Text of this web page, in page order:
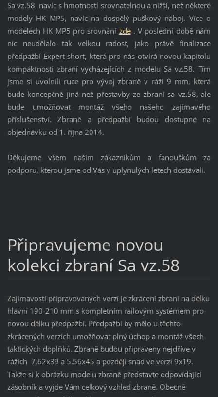
Sa vz.58, navíc s hmotností srovnatelnou a nižší, než některé
modely HK MP5, navíc na dospělý puškový náboj. Více o
modelech HK MP5 pro srovnání zde. V poslední době nám
nic neudělalo tak velkou radost, jako právě finalizace
předpažbí Expert short, která pro nás otvírá novou kapitolu
kompaktnosti zbraní vycházejících z modelu Sa vz.58. Tím
jsme si uvolnili ruce pro vývoj zbraně v ráži 9 mm, která
bude koncepčně jiná než přestavby ze zbraní sa vz.58, ale
bude umožňovat montáž všeho našeho zajímavého
příslušenství. Zbraně a předpažbí budou dostupné na
objednávku od 1. října 2014.
Děkujeme všem našim zákazníkům a fanouškům za
podporu, kterou jsme od Vás v uplynulých letech dostávali.
Připravujeme novou
kolekci zbraní Sa vz.58
Zajímavostí připravovaných verzí je zkrácení zbraní na délku
hlavní 190-210 mm s kompletním railovým systémem pro
novou délku předpažbí. Předpažbí by mělo u těchto
zkrácených verzích umožňovat plný úchop a montáž všech
taktických doplňků. Zbraně budou připraveny nejdříve v
rážích 7.62x39 a 5.56x45 a později snad ve verzi 9x19.
Takže si k obrázku modelu zbraně představte odpovídající
zásobník a vyjde Vám celkový vzhled zbraně. Obecně